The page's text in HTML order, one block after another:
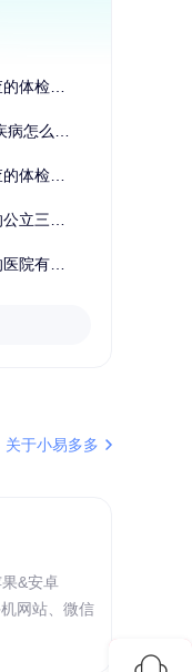
ES-YM601
餐（男）
北戴河区
择？如何预约？
么办？
择？如何预约？
检套餐汇总
可以选择？
关于小易多多
&安卓
网站、微信